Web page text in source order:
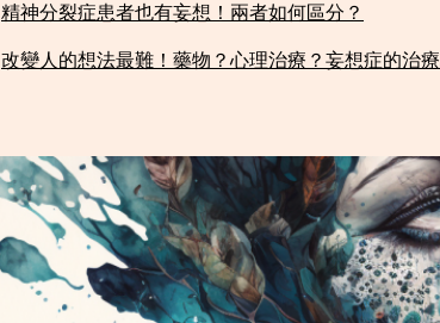
精神分裂症患者也有妄想！兩者如何區分？​
改變人的想法最難！藥物？心理治療？妄想症的治